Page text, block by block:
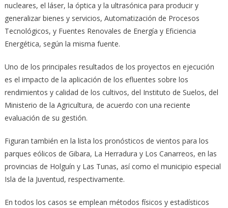
nucleares, el láser, la óptica y la ultrasónica para producir y
generalizar bienes y servicios, Automatización de Procesos
Tecnológicos, y Fuentes Renovales de Energía y Eficiencia
Energética, según la misma fuente.
Uno de los principales resultados de los proyectos en ejecución
es el impacto de la aplicación de los efluentes sobre los
rendimientos y calidad de los cultivos, del Instituto de Suelos, del
Ministerio de la Agricultura, de acuerdo con una reciente
evaluación de su gestión.
Figuran también en la lista los pronósticos de vientos para los
parques eólicos de Gibara, La Herradura y Los Canarreos, en las
provincias de Holguín y Las Tunas, así como el municipio especial
Isla de la Juventud, respectivamente.
En todos los casos se emplean métodos físicos y estadísticos